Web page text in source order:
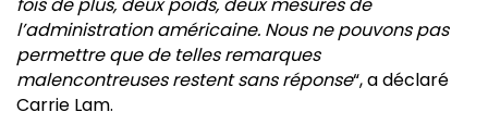
l’administration américaine. Nous ne pouvons pas
permettre que de telles remarques
malencontreuses restent sans réponse“, a déclaré
Carrie Lam.